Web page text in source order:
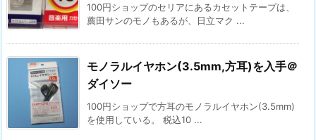
100円ショップのセリアにあるカセットテープは、
薦田サンのモノもあるが、日立マク ...
モノラルイヤホン(3.5mm,方耳)を入手＠
ダイソー
100円ショップで方耳のモノラルイヤホン(3.5mm)
を使用している。 税込10 ...